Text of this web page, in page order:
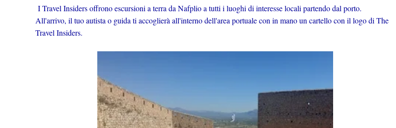
I Travel Insiders offrono escursioni a terra da Nafplio a tutti i luoghi di interesse locali partendo dal porto.
All'arrivo, il tuo autista o guida ti accoglierà all'interno dell'area portuale con in mano un cartello con il logo di The
Travel Insiders.